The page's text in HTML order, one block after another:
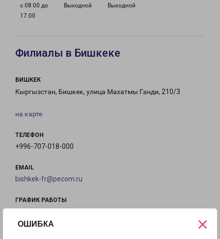
ОШИБКА ×
с 08:00 до
17:00
Выходной Выходной
Филиалы в Бишкеке
БИШКЕК
Кыргызстан, Бишкек, улица Махатмы Ганди, 210/3
на карте
ТЕЛЕФОН
+996-707-018-000
EMAIL
bishkek-fr@pecom.ru
ГРАФИК РАБОТЫ